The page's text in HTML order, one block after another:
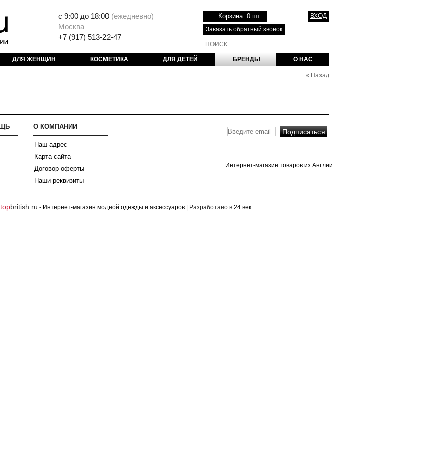
с 9:00 до 18:00 (ежедневно)
Москва
+7 (917) 513-22-47
Корзина: 0 шт.
ВХОД
Заказать обратный звонок
ДЛЯ ЖЕНЩИН КОСМЕТИКА ДЛЯ ДЕТЕЙ БРЕНДЫ О НАС
« Назад
О КОМПАНИИ
Наш адрес
Карта сайта
Договор оферты
Наши реквизиты
Интернет-магазин товаров из Англии
topbritish.ru - Интернет-магазин модной одежды и аксессуаров | Разработано в 24 век